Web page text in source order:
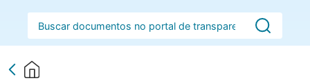
Barra de busca